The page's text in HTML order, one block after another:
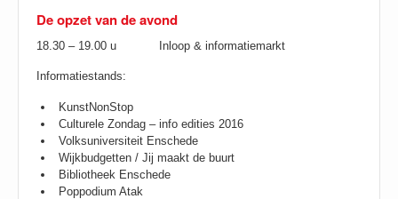
De opzet van de avond
18.30 – 19.00 u Inloop & informatiemarkt
Informatiestands:
KunstNonStop
Culturele Zondag – info edities 2016
Volksuniversiteit Enschede
Wijkbudgetten / Jij maakt de buurt
Bibliotheek Enschede
Poppodium Atak